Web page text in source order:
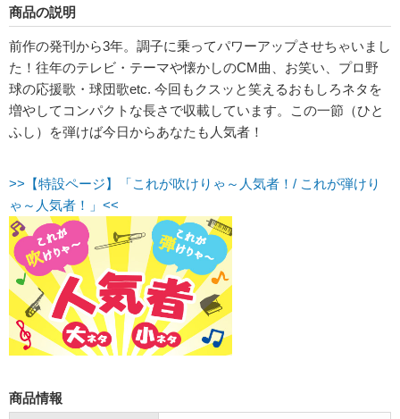
商品の説明
前作の発刊から3年。調子に乗ってパワーアップさせちゃいまし
た！往年のテレビ・テーマや懐かしのCM曲、お笑い、プロ野
球の応援歌・球団歌etc. 今回もクスッと笑えるおもしろネタを
増やしてコンパクトな長さで収載しています。この一節（ひと
ふし）を弾けば今日からあなたも人気者！
>>【特設ページ】「これが吹けりゃ～人気者！/ これが弾けり
ゃ～人気者！」<<
商品情報